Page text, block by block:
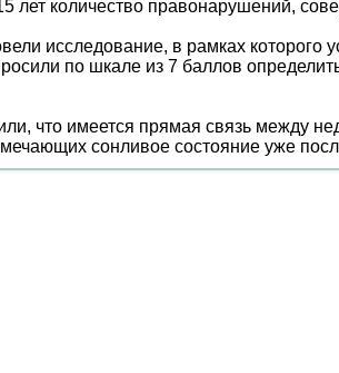
количество правонарушений,
исследование, в рамках
по шкале из 7 баллов
что имеется прямая связь
сонливое состояние уже